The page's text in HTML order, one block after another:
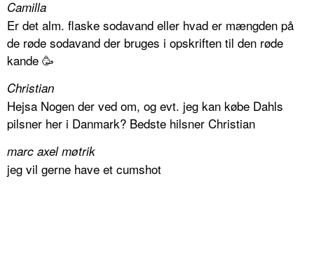
Camilla
Er det alm. flaske sodavand eller hvad er mængden på
de røde sodavand der bruges i opskriften til den røde
kande 🥳
Christian
Hejsa Nogen der ved om, og evt. jeg kan købe Dahls
pilsner her i Danmark? Bedste hilsner Christian
marc axel møtrik
jeg vil gerne have et cumshot